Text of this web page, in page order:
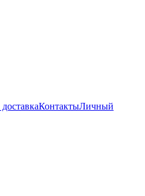
КонтактыЛичный